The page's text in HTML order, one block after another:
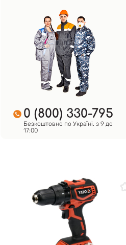
0 (800) 330-795
Безкоштовно по Україні. з 9 до
17:00